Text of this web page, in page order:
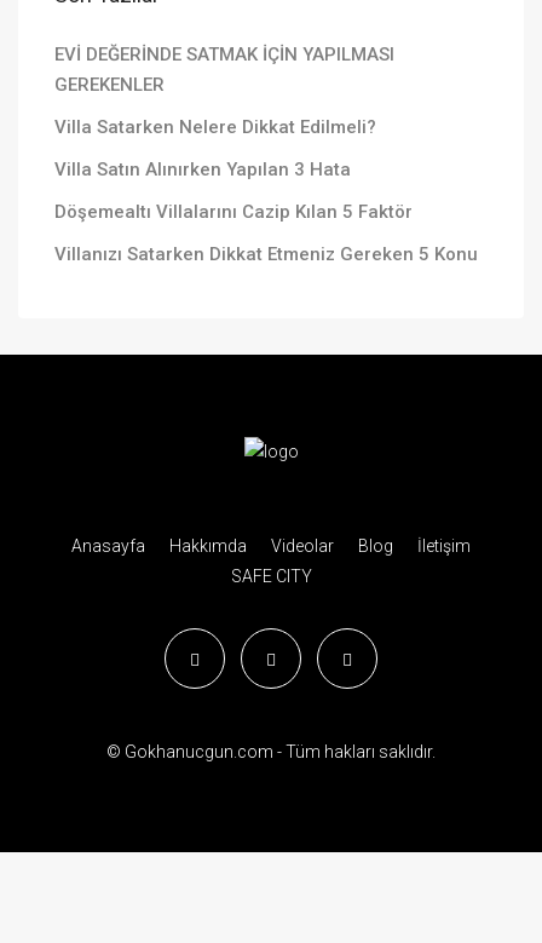
EVİ DEĞERİNDE SATMAK İÇİN YAPILMASI
GEREKENLER
Villa Satarken Nelere Dikkat Edilmeli?
Villa Satın Alınırken Yapılan 3 Hata
Döşemealtı Villalarını Cazip Kılan 5 Faktör
Villanızı Satarken Dikkat Etmeniz Gereken 5 Konu
Anasayfa Hakkımda Videolar Blog
İletişim
SAFE CITY
© Gokhanucgun.com - Tüm hakları saklıdır.